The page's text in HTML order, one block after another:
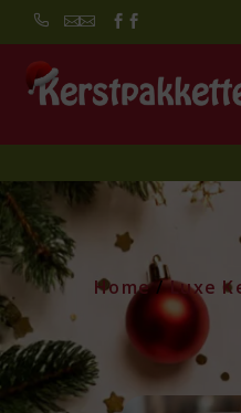
 
Home/Luxe